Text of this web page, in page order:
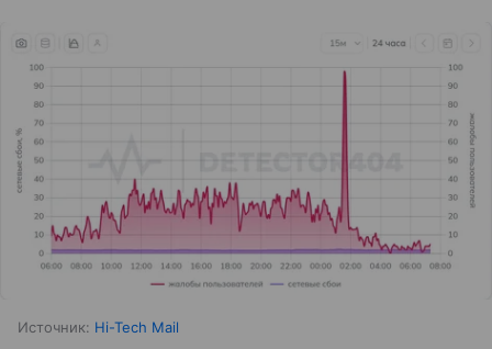
Источник: Hi-Tech Mail